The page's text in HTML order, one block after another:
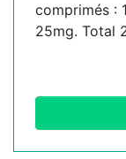
comprimés :
25mg. Total